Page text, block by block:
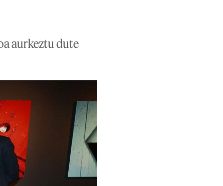
aurkeztu dute